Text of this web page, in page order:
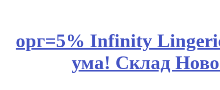
орг=5% Infinity
ума! Склад